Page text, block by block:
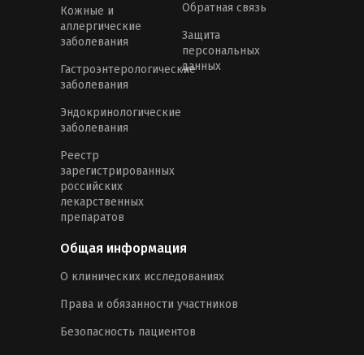
Кожные и
аллергические
заболевания
Гастроэнтерологические
заболевания
Эндокринологические
заболевания
Реестр
зарегистрированных
российских
лекарственных
препаратов
Обратная связь
Защита
персональных
данных
Общая информация
О клинических исследованиях
Права и обязанности участников
Безопасность пациентов